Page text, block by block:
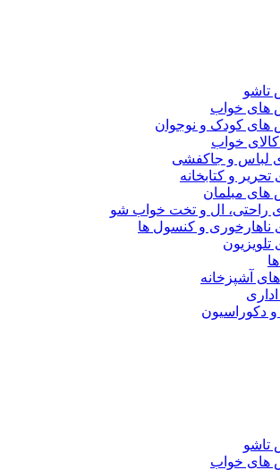
تاشو
های خواب
کودک و نوجوان
خواب
لباس و جاکفشی
تحریر و کتابخانه
مبلمان
راحتی، ال و تخت خواب شو
ناهارخوری و کنسول ها
تلویزیون
آشپزخانه
دکوراسیون
تاشو
های خواب